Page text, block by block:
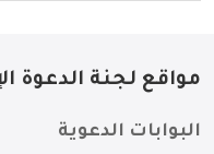
مواقع لجنة الدعوة
البوابات الدعوية